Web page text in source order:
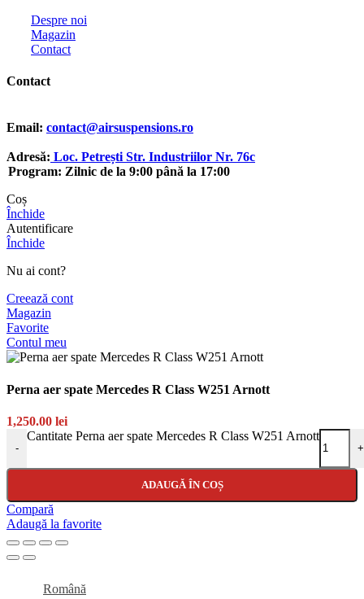
Despre noi
Magazin
Contact
Contact
Email: contact@airsuspensions.ro
Adresă: Loc. Petrești Str. Industriilor Nr. 76c
Program: Zilnic de la 9:00 până la 17:00
Coș
Închide
Autentificare
Închide
Nu ai cont?
Creează cont
Magazin
Favorite
Contul meu
Perna aer spate Mercedes R Class W251 Arnott
1,250.00 lei
-
Cantitate Perna aer spate Mercedes R Class W251 Arnott
+
ADAUGĂ ÎN COȘ
Compară
Adaugă la favorite
Română